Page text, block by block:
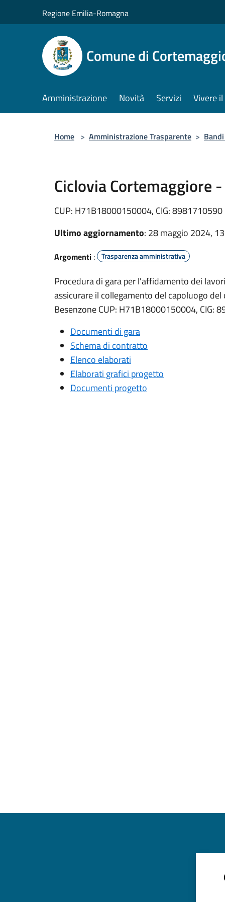
Regione Emilia-Romagna
Comune di
Amministrazione Novità Servizi Vivere
Home > Amministrazione Trasparente >
Ciclovia Cortemaggiore
CUP: H71B18000150004, CIG: 8981710590
Ultimo aggiornamento: 28 maggio 2024,
Argomenti : Trasparenza amministrativa
Procedura di gara per l'affidamento dei
assicurare il collegamento del capoluogo
Besenzone CUP: H71B18000150004, CIG:
Documenti di gara
Schema di contratto
Elenco elaborati
Elaborati grafici progetto
Documenti progetto